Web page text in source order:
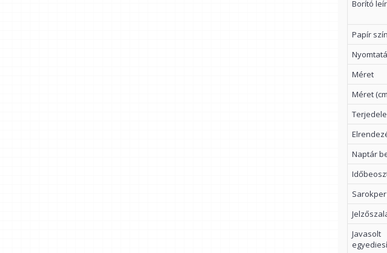
Borító
Papír
Méret
Méret
Naptár
Javasolt